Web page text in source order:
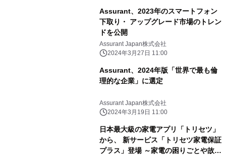
Assurant、2023年のスマートフォン
下取り・ アップグレード市場のトレン
ドを公開
Assurant Japan株式会社
2024年3月27日 11:00
Assurant、2024年版「世界で最も倫
理的な企業」に選定
Assurant Japan株式会社
2024年3月19日 11:00
日本最大級の家電アプリ「トリセツ」
から、 新サービス「トリセツ家電保証
プラス」登場 ～家電の困りごとや故障